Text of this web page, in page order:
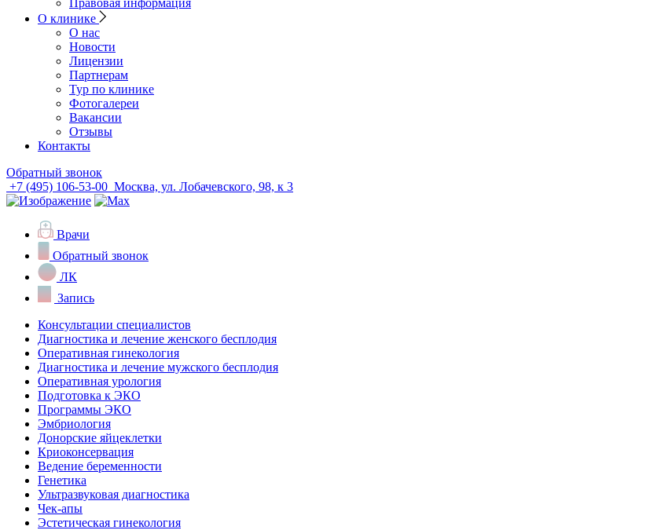
Правовая информация
О клинике
О нас
Новости
Лицензии
Партнерам
Тур по клинике
Фотогалереи
Вакансии
Отзывы
Контакты
Обратный звонок
+7 (495) 106-53-00 Москва, ул. Лобачевского, 98, к 3
Врачи
Обратный звонок
ЛК
Запись
Консультации специалистов
Диагностика и лечение женского бесплодия
Оперативная гинекология
Диагностика и лечение мужского бесплодия
Оперативная урология
Подготовка к ЭКО
Программы ЭКО
Эмбриология
Донорские яйцеклетки
Криоконсервация
Ведение беременности
Генетика
Ультразвуковая диагностика
Чек-апы
Эстетическая гинекология